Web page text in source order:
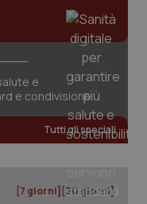
e
e condivisione
Tutti gli speciali
[7 giorni] [30 giorni]
www.quotidianosanita.it
2